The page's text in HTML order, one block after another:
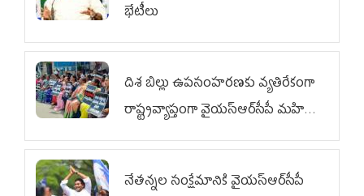
భేటీలు
దిశ బిల్లు ఉపసంహరణకు వ్యతిరేకంగా
రాష్ట్రవ్యాప్తంగా వైయ‌స్ఆర్‌సీపీ మహిళా
విభాగం ఆందోళనలు
నేతన్నల సంక్షేమానికి వైయ‌స్ఆర్‌సీపీ